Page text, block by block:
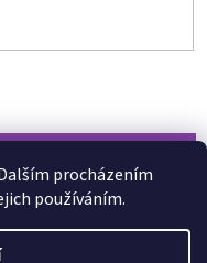
procházením
používáním.